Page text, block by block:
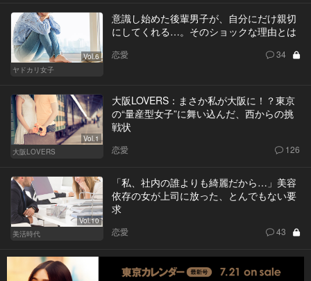
Vol.6
ヤドカリ女子
意識し始めた後輩男子が、自分にだけ親切
にしてくれる…。そのショックな理由とは
恋愛 34
Vol.1
大阪LOVERS
大阪LOVERS：まさか私が大阪に！？東京
の“量産型女子”に舞い込んだ、西からの挑
戦状
恋愛 126
Vol.10
美活時代
「私、社内の誰よりも綺麗だから…」美容
依存の女が上司に放った、とんでもない要
求
恋愛 43